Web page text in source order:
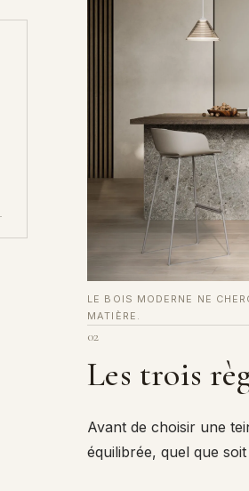
LE BOIS MODERNE NE
MATIÈRE.
02
Les trois
Avant de choisir une
équilibrée, quel que